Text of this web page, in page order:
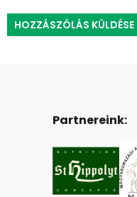
Partnereink: